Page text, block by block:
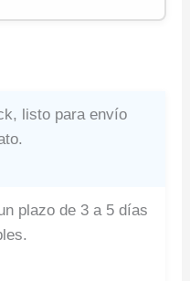
listo para envío
plazo de 3 a 5 días